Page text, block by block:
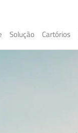
Solução Cartórios